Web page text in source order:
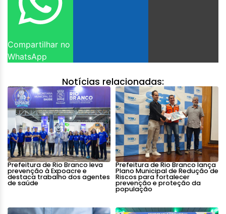
Compartilhar no
WhatsApp
Notícias relacionadas:
Prefeitura de Rio Branco leva
prevenção à Expoacre e
destaca trabalho dos agentes
de saúde
Prefeitura de Rio Branco lança
Plano Municipal de Redução de
Riscos para fortalecer
prevenção e proteção da
população